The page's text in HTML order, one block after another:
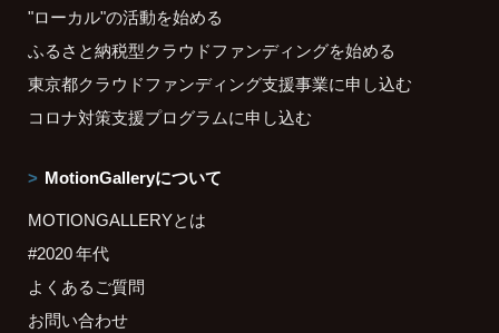
"ローカル"の活動を始める
ふるさと納税型クラウドファンディングを始める
東京都クラウドファンディング支援事業に申し込む
コロナ対策支援プログラムに申し込む
MotionGalleryについて
MOTIONGALLERYとは
#2020 年代
よくあるご質問
お問い合わせ